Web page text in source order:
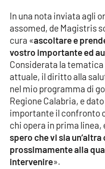
Politica
Sanità
Società
Sport
RUBRICHE
Good Morning Vietnam
In una nota inviata agli
assomed, de Magistris
cura «ascoltare e
vostro importante ed
Considerata la
attuale, il diritto alla
nel mio programma di
Regione Calabria, e
importante il confronto
chi opera in prima
spero che vi sia
prossimamente alla
intervenire».